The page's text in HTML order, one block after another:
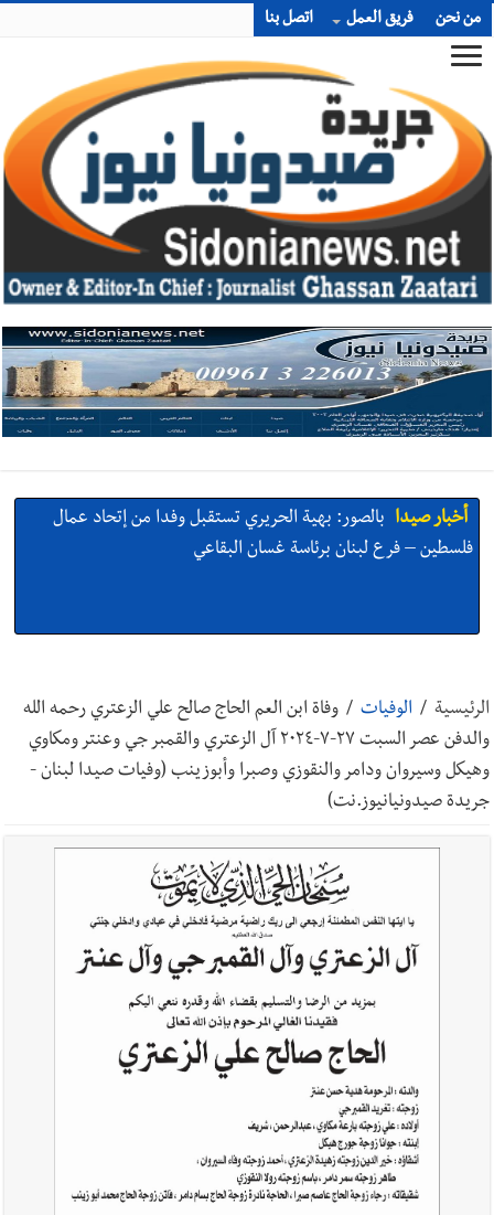
من نحن فريق العمل اتصل بنا
أخبار صيدا بالصور: بهية الحريري تستقبل وفدا من إتحاد عمال
فلسطين – فرع لبنان برئاسة غسان البقاعي
الأطفال تكريماً لذكرى منير جبرعبر Gift of Life Lebanon
وفد المبادرة الصيداوية لرفع المظلومية زار النائب
أخبار صيدا بالصور: لأوّل مرّة ما منكون سوا… معرض أرشيفي خاص
تحية من صيدا إلى الفنان المبدع الراحل زياد الرحباني: |إحتفالية
تكريمية في مركز معروف سعد الثقافي برعاية شركة الروان
إصابة شاب فلسطيني بطعنات سكين في مخيم عين
الحلوة - في منطقة صيدا وإنقاذه وإتهام إبن عمته ؟
أخبار لبنان البراكس: بدء تسليم مادتي البنزين والمازوت
الرئيسية / الوفيات / وفاة ابن العم الحاج صالح علي الزعتري رحمه الله
والدفن عصر السبت ٢٧-٧-٢٠٢٤ آل الزعتري والقمبر جي وعنتر ومكاوي
وهيكل وسيروان ودامر والنقوزي وصبرا وأبوزينب (وفيات صيدا لبنان -
جريدة صيدونيانيوز.نت)